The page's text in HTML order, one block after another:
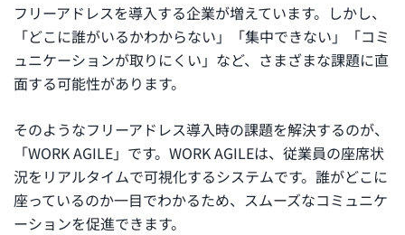
フリーアドレスを導入する企業が増えています。しかし、
「どこに誰がいるかわからない」「集中できない」「コミ
ュニケーションが取りにくい」など、さまざまな課題に直
面する可能性があります。
そのようなフリーアドレス導入時の課題を解決するのが、
「WORK AGILE」です。WORK AGILEは、従業員の座席状
況をリアルタイムで可視化するシステムです。誰がどこに
座っているのか一目でわかるため、スムーズなコミュニケ
ーションを促進できます。